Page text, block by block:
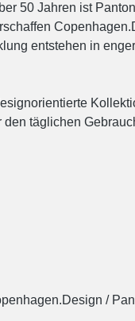
50 Jahren ist
entstehen in
täglichen
/